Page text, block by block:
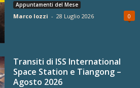
Appuntamenti del Mese
Marco Iozzi - 28 Luglio 2026 0
Transiti di ISS International
Space Station e Tiangong –
Agosto 2026